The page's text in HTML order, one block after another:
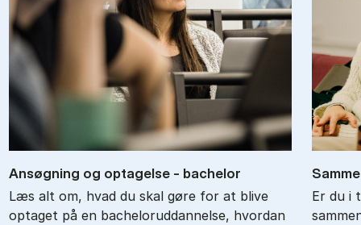
An­søg­ning og op­ta­gel­se - ba­chel­or
Læs alt om, hvad du skal gøre for at blive
optaget på en bacheloruddannelse, hvordan
Er du i